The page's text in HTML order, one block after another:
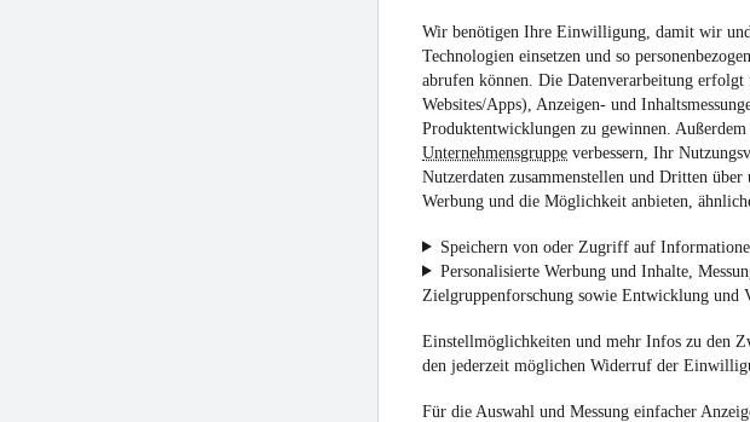
Wir benötigen Ihre Einwilligung, damit wir
Technologien einsetzen und so
abrufen können. Die Datenverarbeitung
Websites/Apps), Anzeigen- und
Produktentwicklungen zu gewinnen.
Unternehmensgruppe verbessern, Ihr
Nutzerdaten zusammenstellen und Dritten über
Werbung und die Möglichkeit anbieten,
Speichern von oder Zugriff auf
Personalisierte Werbung und Inhalte,
Zielgruppenforschung sowie Entwicklung und
Einstellmöglichkeiten und mehr Infos zu den
den jederzeit möglichen Widerruf der
Für die Auswahl und Messung einfacher